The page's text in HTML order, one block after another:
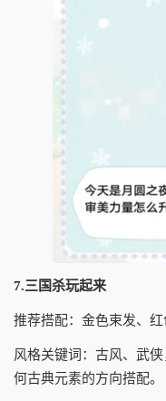
7.三国杀玩起来
推荐搭配：金色束发、红
风格关键词：古风、武
何古典元素的方向搭配。